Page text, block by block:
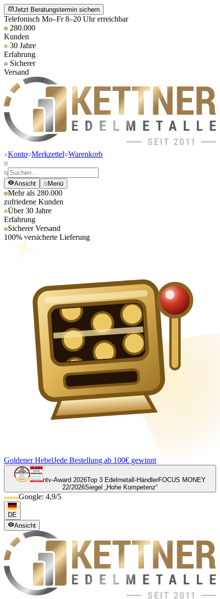
Jetzt Beratungstermin sichern
Telefonisch Mo–Fr 8–20 Uhr erreichbar
280.000
Kunden
30 Jahre
Erfahrung
Sicherer
Versand
Konto Merkzettel Warenkorb
Ansicht Menü
Mehr als 280.000
zufriedene Kunden
Über 30 Jahre
Erfahrung
Sicherer Versand
100% versicherte Lieferung
Goldener HebelJede Bestellung ab 100€ gewinnt
ntv-Award 2026Top 3 Edelmetall-HändlerFOCUS MONEY
22/2026Siegel „Hohe Kompetenz“
Google: 4,9/5
DE
Ansicht